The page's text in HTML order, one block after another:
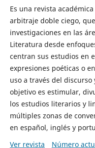
Es una revista
arbitraje doble ciego,
investigaciones en las
Literatura desde
centran sus estudios en
expresiones poéticas o
uso a través del
objetivo es estimular,
los estudios literarios y
múltiples zonas de
en español, inglés y
Ver revista
Número